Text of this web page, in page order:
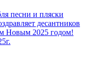
песни и пляски
десантников
Новым 2025 годом!